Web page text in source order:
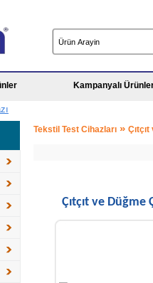
Kampanyalı
Tekstil Test Cihazları »
Çıtçıt ve Düğme